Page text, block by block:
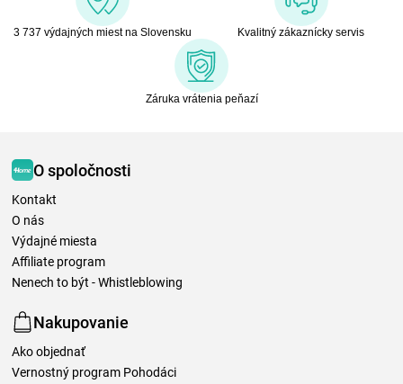
3 737 výdajných miest na Slovensku Kvalitný zákaznícky servis
Záruka vrátenia peňazí
O spoločnosti
Kontakt
O nás
Výdajné miesta
Affiliate program
Nenech to být - Whistleblowing
Nakupovanie
Ako objednať
Vernostný program Pohodáci